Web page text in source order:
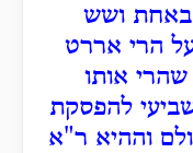
באחת ושש
הרי אררט
אותו
להפסקת
וההיא ר"א